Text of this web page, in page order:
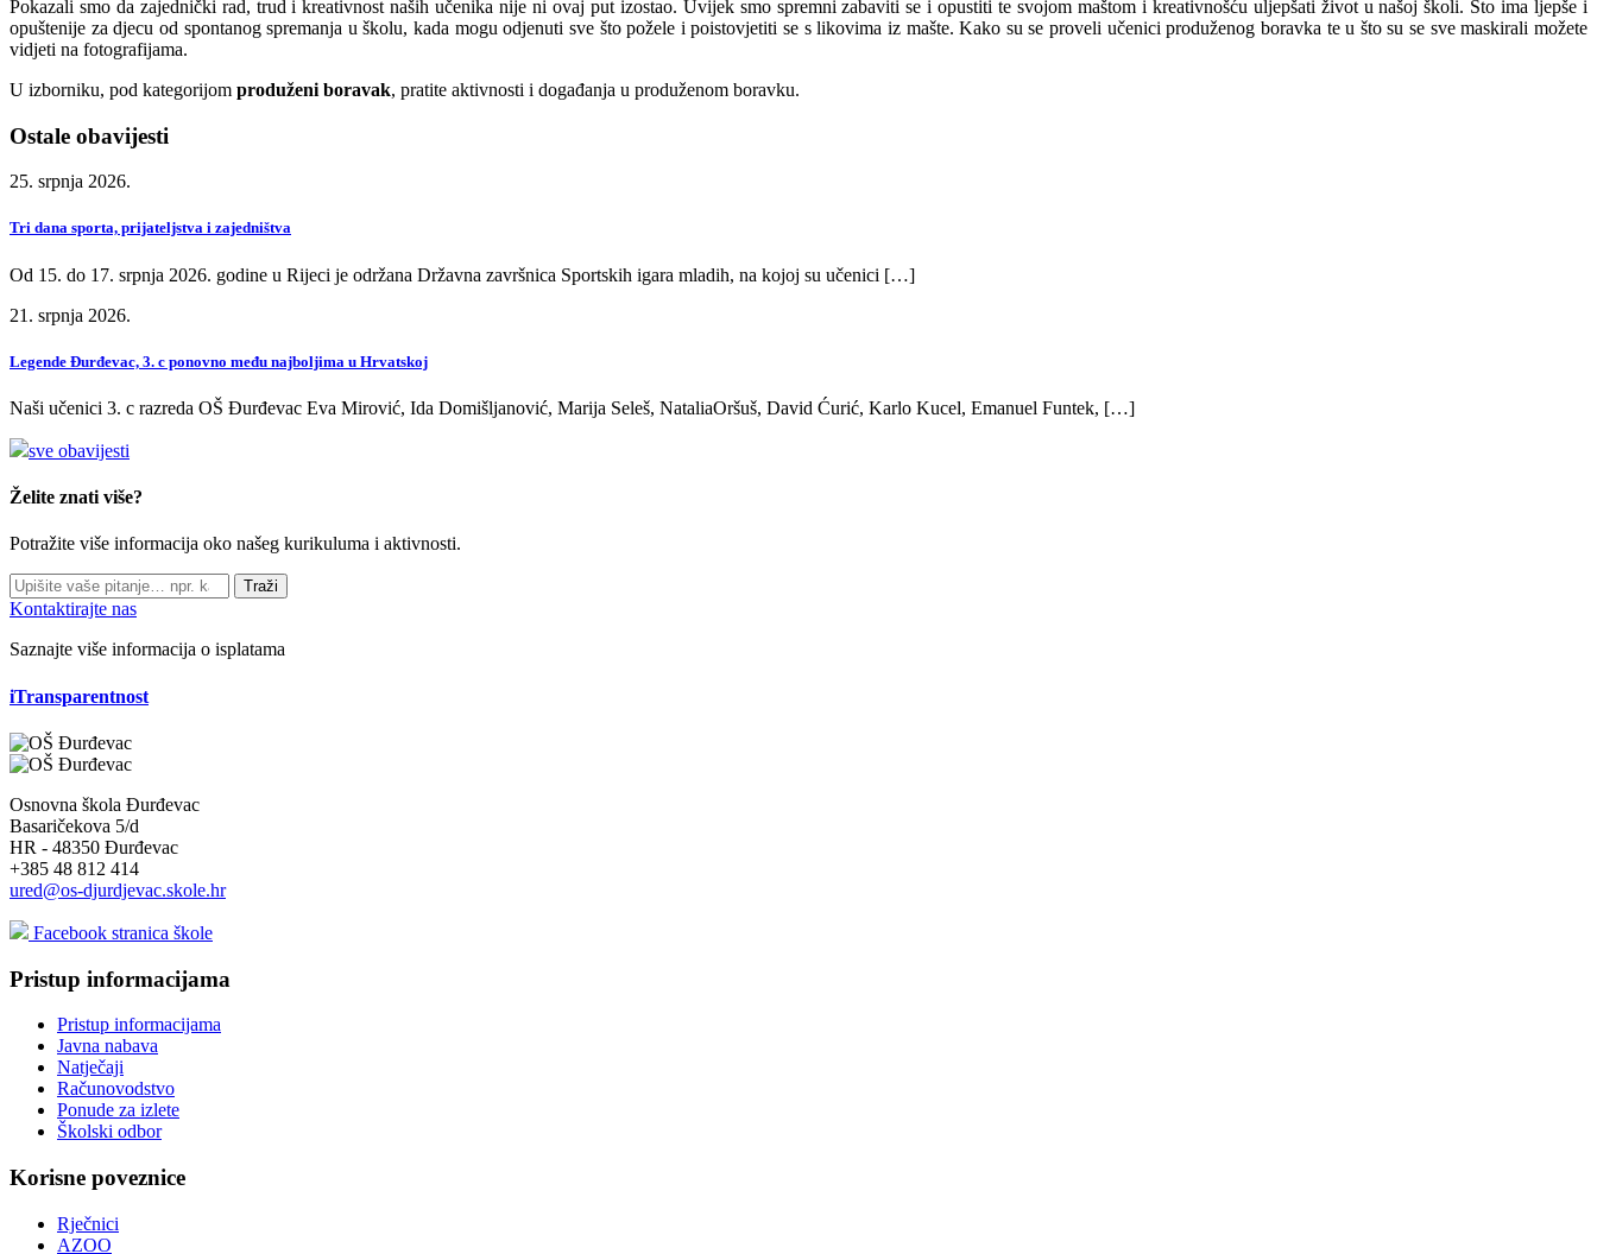
Pokazali smo da zajednički rad, trud i kreativnost naših učenika nije ni ovaj put izostao. Uvijek smo spremni zabaviti se i opustiti te svojom maštom i kreativnošću uljepšati život u našoj školi. Što ima ljepše i
opuštenije za djecu od spontanog spremanja u školu, kada mogu odjenuti sve što požele i poistovjetiti se s likovima iz mašte. Kako su se proveli učenici produženog boravka te u što su se sve maskirali možete
vidjeti na fotografijama.
U izborniku, pod kategorijom produženi boravak, pratite aktivnosti i događanja u produženom boravku.
Ostale obavijesti
25. srpnja 2026.
Tri dana sporta, prijateljstva i zajedništva
Od 15. do 17. srpnja 2026. godine u Rijeci je održana Državna završnica Sportskih igara mladih, na kojoj su učenici […]
21. srpnja 2026.
Legende Đurđevac, 3. c ponovno među najboljima u Hrvatskoj
Naši učenici 3. c razreda OŠ Đurđevac Eva Mirović, Ida Domišljanović, Marija Seleš, NataliaOršuš, David Ćurić, Karlo Kucel, Emanuel Funtek, […]
sve obavijesti
Želite znati više?
Potražite više informacija oko našeg kurikuluma i aktivnosti.
Traži
Kontaktirajte nas
Saznajte više informacija o isplatama
iTransparentnost
Osnovna škola Đurđevac
Basaričekova 5/d
HR - 48350 Đurđevac
+385 48 812 414
ured@os-djurdjevac.skole.hr
Facebook stranica škole
Pristup informacijama
Pristup informacijama
Javna nabava
Natječaji
Računovodstvo
Ponude za izlete
Školski odbor
Korisne poveznice
Rječnici
AZOO